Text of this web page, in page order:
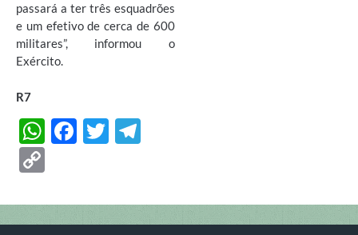
passará a ter três esquadrões
e um efetivo de cerca de 600
militares”, informou o
Exército.
R7
W
s
F
b
T
er gr
p